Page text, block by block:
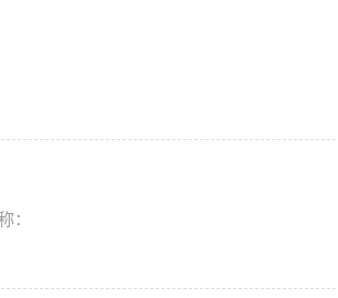
：